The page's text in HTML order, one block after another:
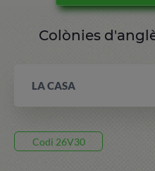
Colònies
LA CASA
Codi 26V30